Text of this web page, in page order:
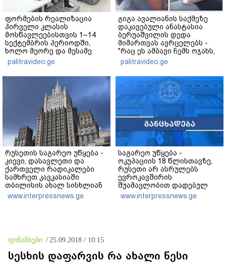
ფორმების რეალიზაცია
პირველი კლასის
მოსწავლეებისთვის 1–14
სექტემბრის პერიოდში,
ხოლო მეორე და მესამე
ეტაპებზე...
palitravideo.ge
გიგა ავალიანის საქმეზე
დაკავებული ანასტასია
ბერუაშვილის დედა
მიმართვას ავრცელებს -
"რაც ეს ამბავი ჩემს ოჯახს,
ჩემს ანასტასიას გადახდა
თავს, მის მერე მე მე არ
ვარ"
palitravideo.ge
რუსეთის საგარეო უწყება -
კიევი, დასავლეთი და
ქართველი რადიკალები
სამხრეთ კავკასიაში
თბილისის ახალ სისხლიან
ავანტიურებში ჩათრევას
ცდილობენ
www.interpressnews.ge
საგარეო უწყება -
ოკუპაციის 18 წლისთავზე,
რუსეთი არ ასრულებს
ევროკავშირის
შუამავლობით დადებულ
2008 წლის 12 აგვისტოს
ცეცხლის შეწყვეტის
www.interpressnews.ge
ფინანსები / 25.09.2018 / 10:15
სესხის დაფარვის რა ახალი წესი